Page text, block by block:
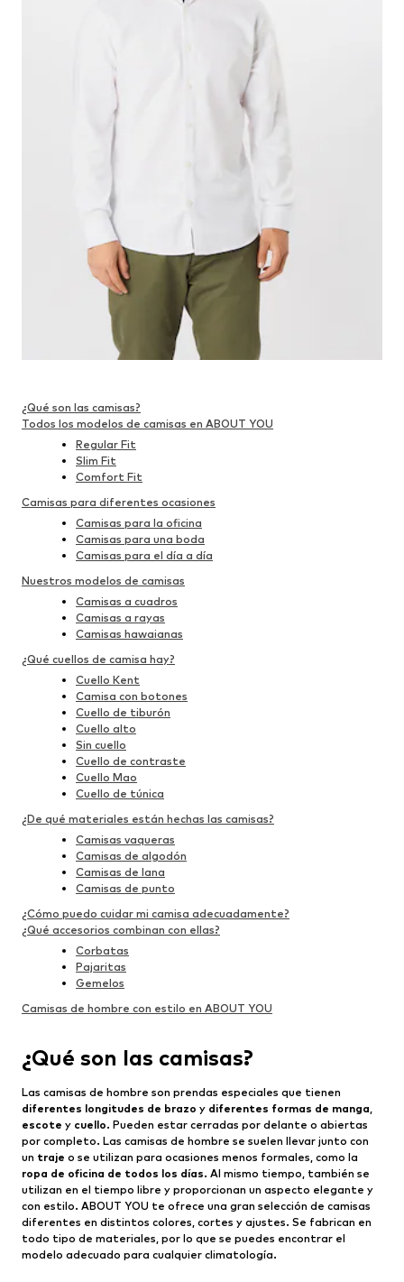
¿Qué son las camisas?
Todos los modelos de camisas en ABOUT YOU
Regular Fit
Slim Fit
Comfort Fit
Camisas para diferentes ocasiones
Camisas para la oficina
Camisas para una boda
Camisas para el día a día
Nuestros modelos de camisas
Camisas a cuadros
Camisas a rayas
Camisas hawaianas
¿Qué cuellos de camisa hay?
Cuello Kent
Camisa con botones
Cuello de tiburón
Cuello alto
Sin cuello
Cuello de contraste
Cuello Mao
Cuello de túnica
¿De qué materiales están hechas las camisas?
Camisas vaqueras
Camisas de algodón
Camisas de lana
Camisas de punto
¿Cómo puedo cuidar mi camisa adecuadamente?
¿Qué accesorios combinan con ellas?
Corbatas
Pajaritas
Gemelos
Camisas de hombre con estilo en ABOUT YOU
¿Qué son las camisas?
Las camisas de hombre son prendas especiales que tienen
diferentes longitudes de brazo y diferentes formas de manga,
escote y cuello. Pueden estar cerradas por delante o abiertas
por completo. Las camisas de hombre se suelen llevar junto con
un traje o se utilizan para ocasiones menos formales, como la
ropa de oficina de todos los días. Al mismo tiempo, también se
utilizan en el tiempo libre y proporcionan un aspecto elegante y
con estilo. ABOUT YOU te ofrece una gran selección de camisas
diferentes en distintos colores, cortes y ajustes. Se fabrican en
todo tipo de materiales, por lo que se puedes encontrar el
modelo adecuado para cualquier climatología.